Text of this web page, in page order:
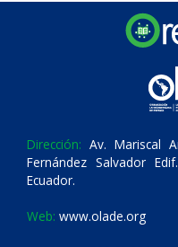
Dirección: Av. Mariscal
Fernández Salvador
Ecuador.
Web: www.olade.org